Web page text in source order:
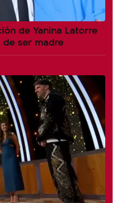
de Yanina Latorre
ser madre